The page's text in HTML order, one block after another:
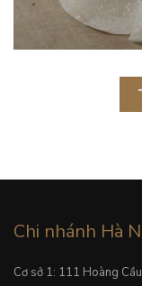
Chi nhánh Hà
Cơ sở 1: 111 Hoàng